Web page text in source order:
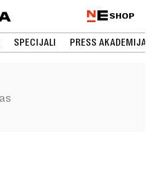
SHOP
SPECIJALI PRESS AKADEMIJA